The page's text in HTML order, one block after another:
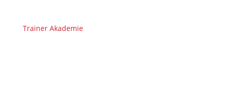
Trainer Akademie